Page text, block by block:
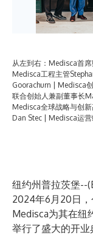
从左到右：Medisca首席
Medisca工程主管
Goorachurn | Medisca
联合创始人兼副董事长
Medisca全球战略与创
Dan Stec | Medisca运营
纽约州普拉茨堡--(
2024年6月20日
Medisca为其在纽
举行了盛大的开业